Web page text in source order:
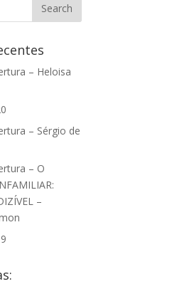
– Heloisa
– Sérgio de
– O
–